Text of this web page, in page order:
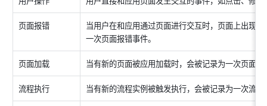
页面报错
当用户在和应用通过页面进行交互时，页面上出现
一次页面报错事件。
页面加载 当有新的页面被应用加载时，会被记录为一次页面加
流程执行 当有新的流程实例被触发执行，会被记录为一次流程